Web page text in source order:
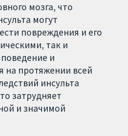
мозга, что
могут
повреждения и его
так и
и
на протяжении всей
инсульта
затрудняет
и значимой